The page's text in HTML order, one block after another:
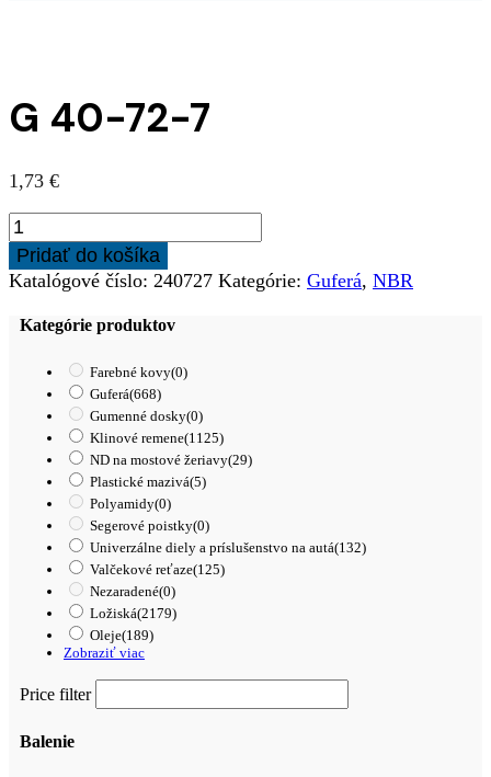
G 40-72-7
1,73 €
množstvo
G
40-
72-
Pridať do košíka
Katalógové číslo: 240727 Kategórie: Guferá, NBR
Kategórie produktov
Farebné kovy(0)
Guferá(668)
Gumenné dosky(0)
Klinové remene(1125)
ND na mostové žeriavy(29)
Plastické mazivá(5)
Polyamidy(0)
Segerové poistky(0)
Univerzálne diely a príslušenstvo na autá(132)
Valčekové reťaze(125)
Nezaradené(0)
Ložiská(2179)
Oleje(189)
Zobraziť viac
Price filter
Balenie